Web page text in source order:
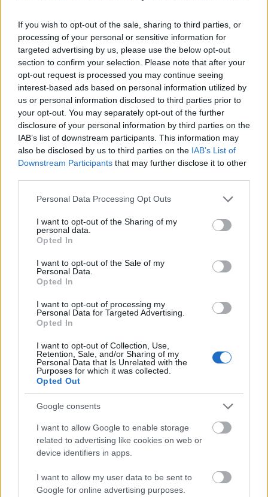
If you wish to opt-out of the sale, sharing to third parties, or
processing of your personal or sensitive information for
targeted advertising by us, please use the below opt-out
section to confirm your selection. Please note that after your
opt-out request is processed you may continue seeing
interest-based ads based on personal information utilized by
us or personal information disclosed to third parties prior to
your opt-out. You may separately opt-out of the further
disclosure of your personal information by third parties on the
IAB’s list of downstream participants. This information may
also be disclosed by us to third parties on the IAB’s List of
Downstream Participants that may further disclose it to other
Please note that this website/app uses one or more Google
not limited to your visit or usage behaviour. You may click to
grant or deny consent to Google and its third-party tags to
use your data for below specified purposes in below Google
consent section.
Personal Data Processing Opt Outs
I want to opt-out of the Sharing of my
personal data.
Opted In
I want to opt-out of the Sale of my
Personal Data.
Opted In
I want to opt-out of processing my
Personal Data for Targeted Advertising.
Opted In
I want to opt-out of Collection, Use,
Retention, Sale, and/or Sharing of my
Personal Data that Is Unrelated with the
Purposes for which it was collected.
Opted Out
Google consents
I want to allow Google to enable storage
related to advertising like cookies on web or
device identifiers in apps.
I want to allow my user data to be sent to
Google for online advertising purposes.
»Πρέπει όλοι να δώσουμε στο κόσμο να καταλάβει
ότι αν τηρεί τα μέτρα που πρότειναν οι επιτροπές
δεν έχουν κανένα πρόβλημα και να καταβληθεί
προσπάθεια να μην χαθεί η σαιζόν. ΟΠΩΣ ΠΑΝΤΑ
ΛΕΩΜΗΝ ΕΠΑΝΑΠΑΥΕΣΤΕ ΚΑΙ ΝΑ ΠΡΟΣΕΧΕΤΕ
ΔΕΝ ΕΧΟΥΜΕ ΤΕΛΕΙΩΣΕΙ ΑΚΟΜΑ», συνεχίζει
μεταξύ άλλων.